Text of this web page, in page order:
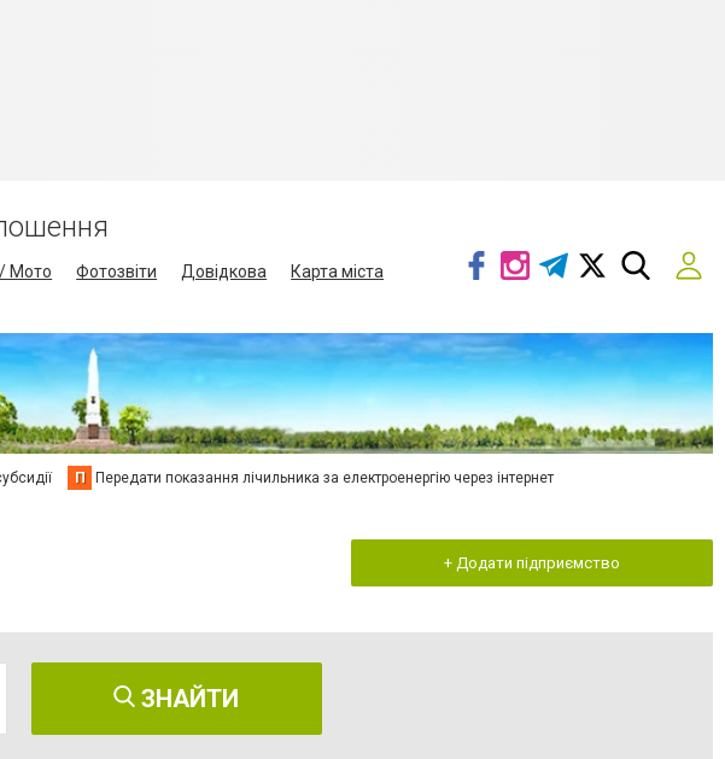
Мото Фотозвіти Довідкова
Карта міста
П Передати показання лічильника за електроенергію через інтернет
+ Додати підприємство
ЗНАЙТИ